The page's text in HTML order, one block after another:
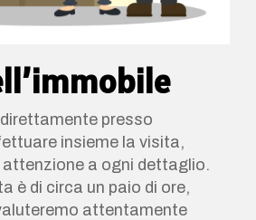
presso
insieme la visita,
a ogni dettaglio.
è di circa un paio di ore,
attentamente